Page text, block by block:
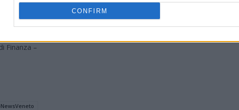
CONFIRM
generati è stato reimpiegato nelle attività economico-
indagati.
Finanza –